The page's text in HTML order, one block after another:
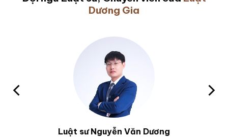
Dương Gia
Luật sư Nguyễn Văn Dương